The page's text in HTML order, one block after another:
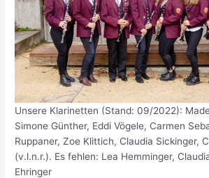
Unsere Klarinetten (Stand: 09/2022):
Simone Günther, Eddi Vögele, Carmen
Ruppaner, Zoe Klittich, Claudia Sickinger,
(v.l.n.r.). Es fehlen: Lea Hemminger,
Ehringer